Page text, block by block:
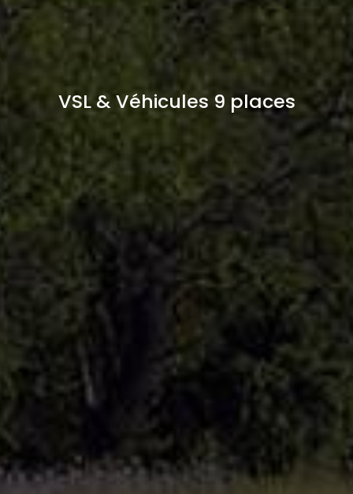
VSL & Véhicules 9 places